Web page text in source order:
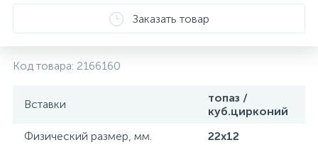
Заказать товар
Код товара: 2166160
Вставки
топаз /
куб.цирконий
Физический размер, мм.
22х12